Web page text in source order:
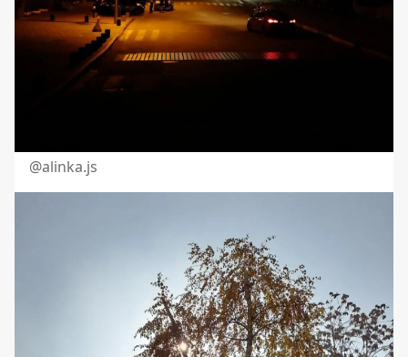
@alinka.js